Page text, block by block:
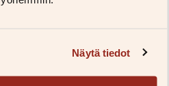
Näytä tiedot
Elias Våhlund,
supersankareille.